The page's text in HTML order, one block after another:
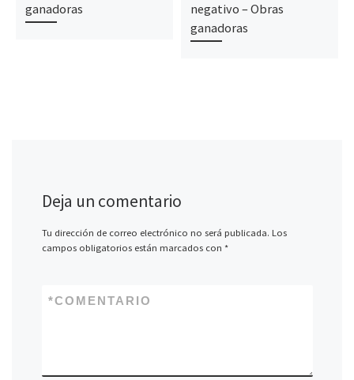
ganadoras
negativo – Obras
ganadoras
Deja un comentario
Tu dirección de correo electrónico no será publicada. Los
campos obligatorios están marcados con *
COMENTARIO
*